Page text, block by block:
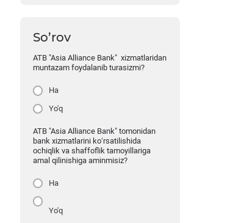
So’rov
ATB "Asia Alliance Bank" xizmatlaridan
muntazam foydalanib turasizmi?
Ha
Yo'q
ATB "Asia Alliance Bank" tomonidan
bank xizmatlarini ko‘rsatilishida
ochiqlik va shaffoflik tamoyillariga
amal qilinishiga aminmisiz?
Ha
Yo'q